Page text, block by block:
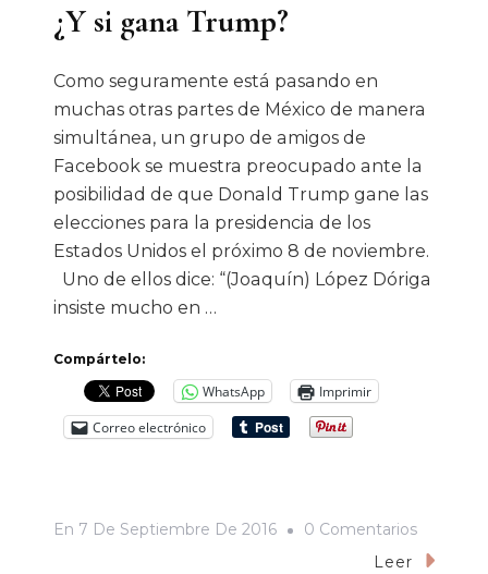
¿Y si gana Trump?
Como seguramente está pasando en
muchas otras partes de México de manera
simultánea, un grupo de amigos de
Facebook se muestra preocupado ante la
posibilidad de que Donald Trump gane las
elecciones para la presidencia de los
Estados Unidos el próximo 8 de noviembre.
Uno de ellos dice: “(Joaquín) López Dóriga
insiste mucho en …
Compártelo:
WhatsApp
Imprimir
Correo electrónico
En 7 De Septiembre De 2016 0 ComentariosEn
¿Y
Leer